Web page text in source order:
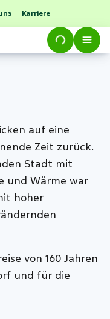
Karriere
auf eine
Zeit zurück.
Stadt mit
und Wärme war
hoher
von 160 Jahren
und für die